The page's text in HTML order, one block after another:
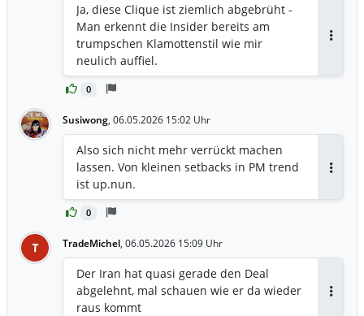
0
Ja, diese Clique ist ziemlich abgebrüht -
Man erkennt die Insider bereits am
trumpschen Klamottenstil wie mir
neulich auffiel.
Susiwong, 06.05.2026 15:02 Uhr
0
Also sich nicht mehr verrückt machen
lassen. Von kleinen setbacks in PM trend
ist up.nun.
T TradeMichel, 06.05.2026 15:09 Uhr
Der Iran hat quasi gerade den Deal
abgelehnt, mal schauen wie er da wieder
raus kommt